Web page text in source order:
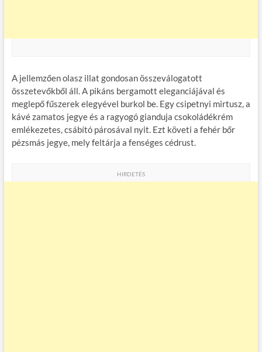
A jellemzően olasz illat gondosan összeválogatott
összetevőkből áll. A pikáns bergamott eleganciájával és
meglepő fűszerek elegyével burkol be. Egy csipetnyi mirtusz, a
kávé zamatos jegye és a ragyogó gianduja csokoládékrém
emlékezetes, csábító párosával nyit. Ezt követi a fehér bőr
pézsmás jegye, mely feltárja a fenséges cédrust.
HIRDETÉS